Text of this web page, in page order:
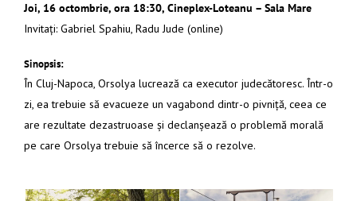
Joi, 16 octombrie, ora 18:30, Cineplex-Loteanu – Sala Mare
Invitaţi: Gabriel Spahiu, Radu Jude (online)
Sinopsis:
În Cluj-Napoca, Orsolya lucrează ca executor judecătoresc. Într-o
zi, ea trebuie să evacueze un vagabond dintr-o pivniță, ceea ce
are rezultate dezastruoase și declanșează o problemă morală
pe care Orsolya trebuie să încerce să o rezolve.